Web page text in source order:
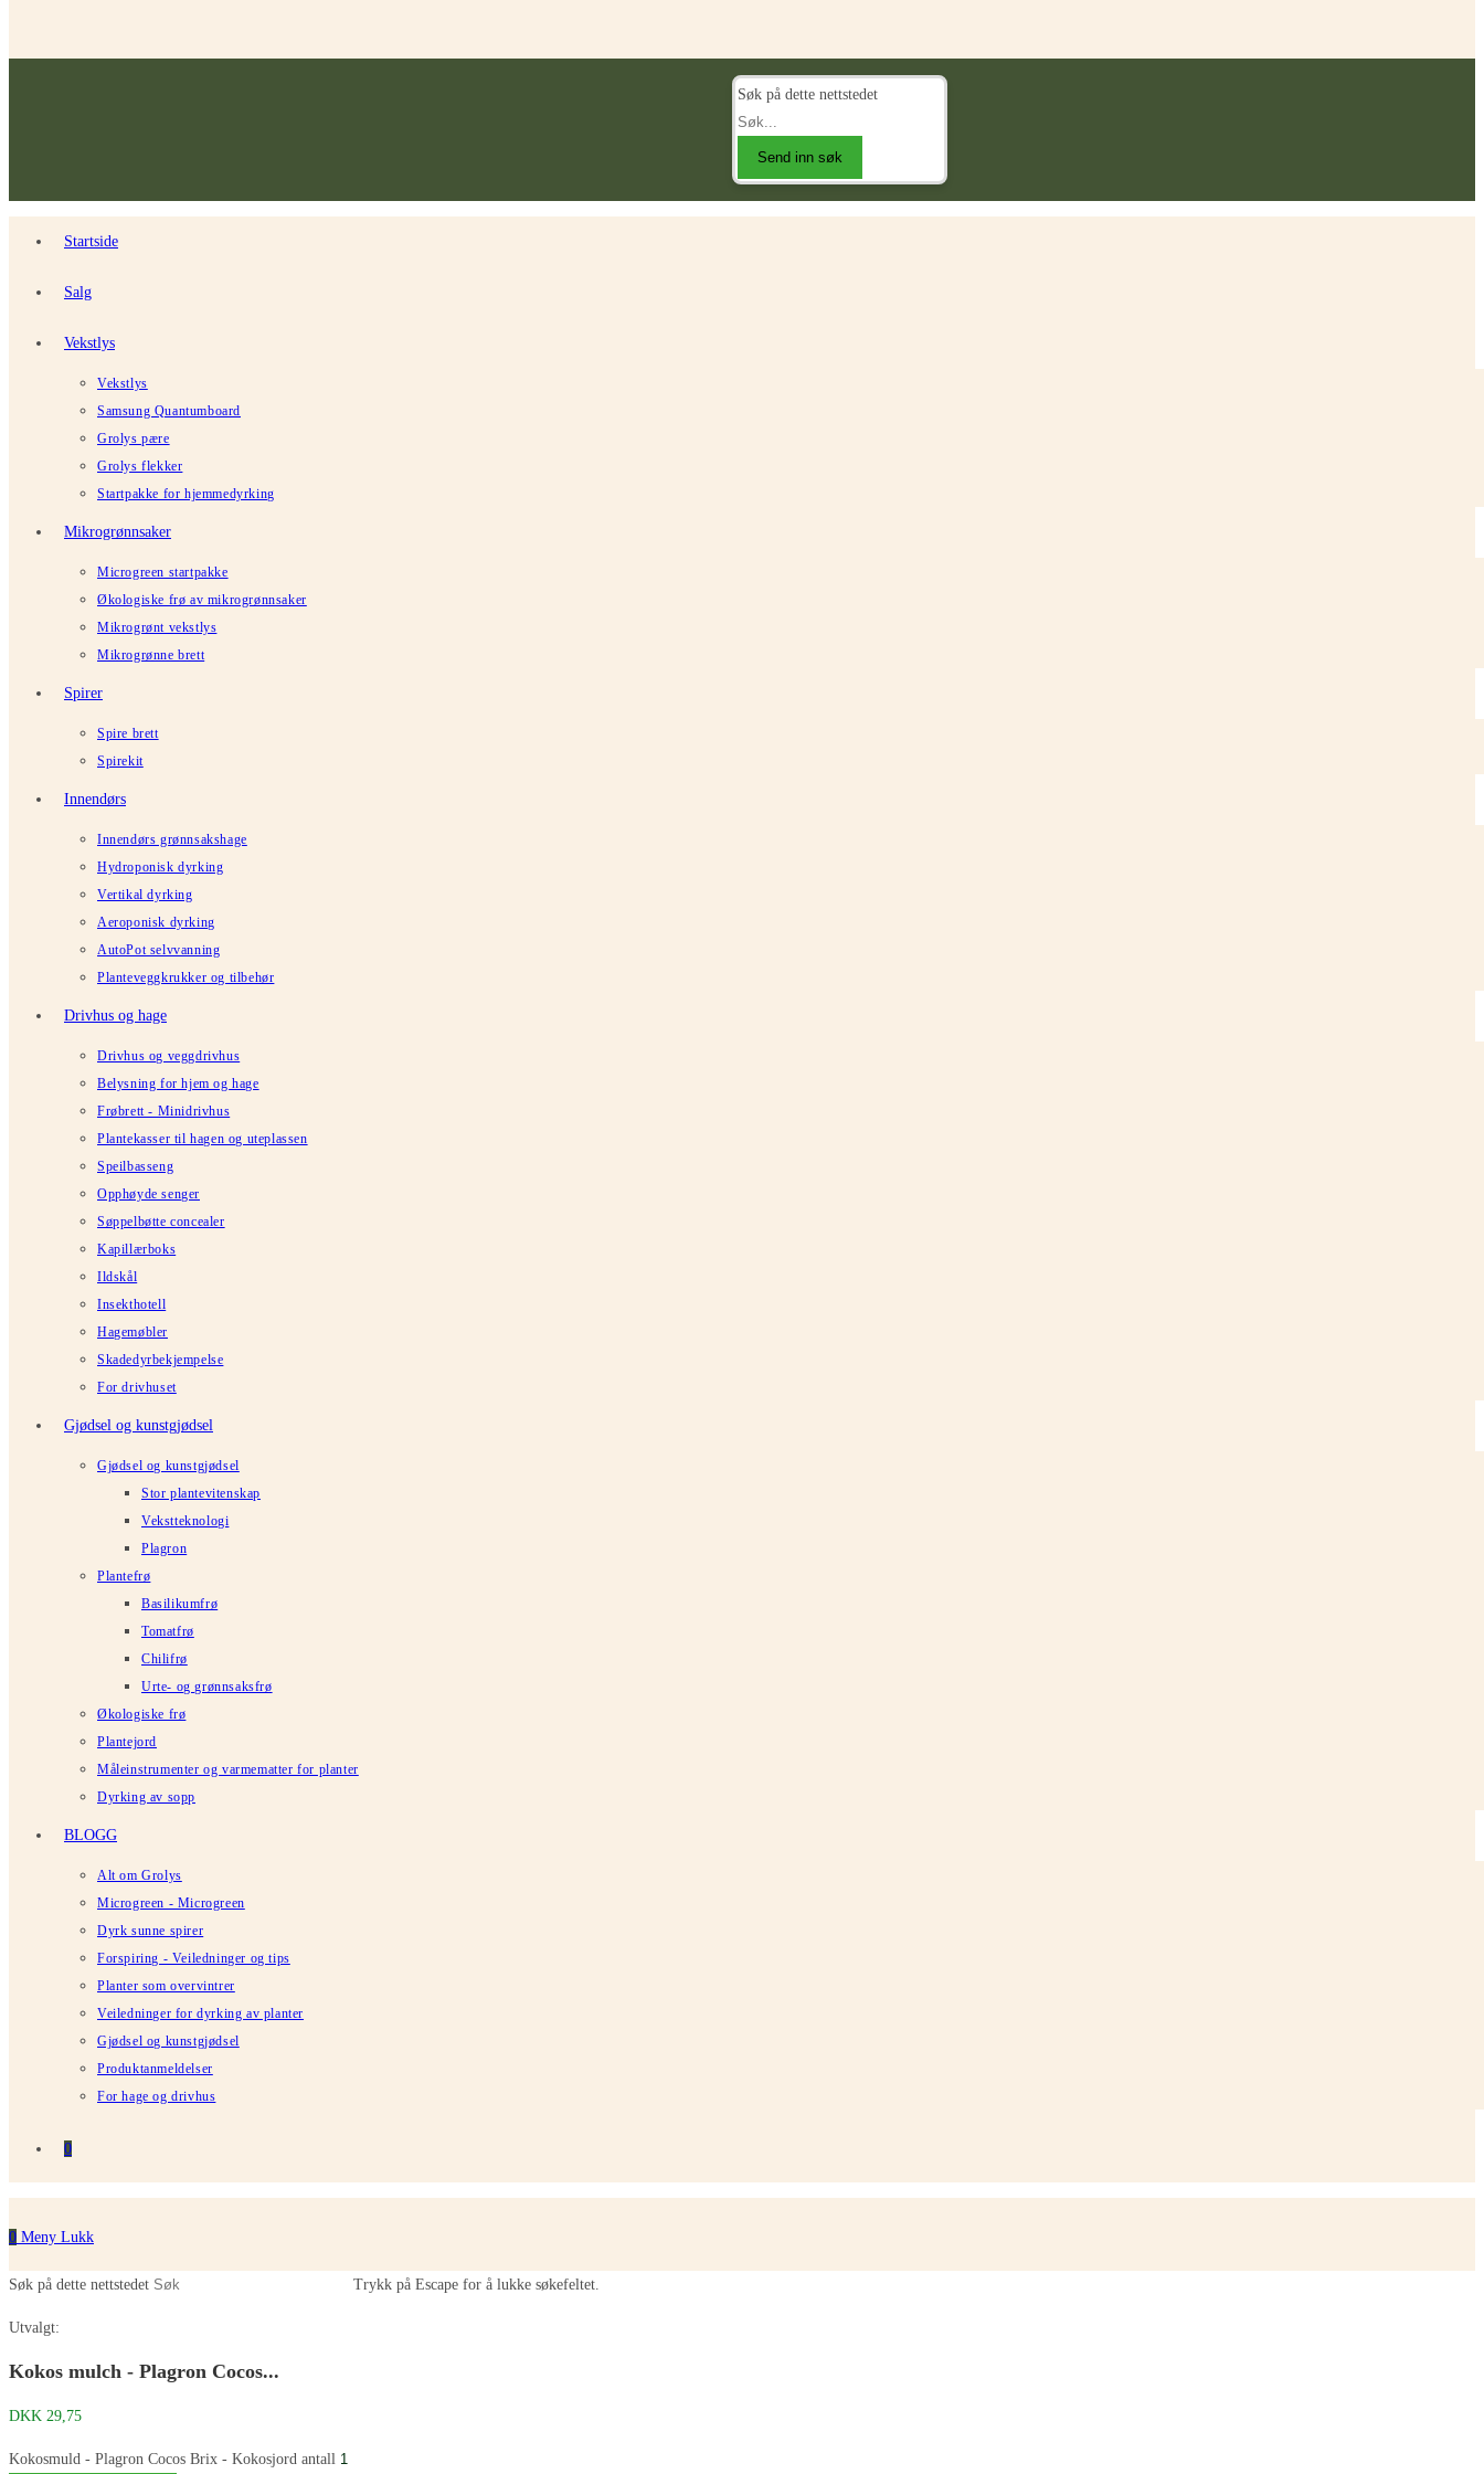
Søk på dette nettstedet
Send inn søk
Startside
Salg
Vekstlys
Vekstlys
Samsung Quantumboard
Grolys pære
Grolys flekker
Startpakke for hjemmedyrking
Mikrogrønnsaker
Microgreen startpakke
Økologiske frø av mikrogrønnsaker
Mikrogrønt vekstlys
Mikrogrønne brett
Spirer
Spire brett
Spirekit
Innendørs
Innendørs grønnsakshage
Hydroponisk dyrking
Vertikal dyrking
Aeroponisk dyrking
AutoPot selvvanning
Planteveggkrukker og tilbehør
Drivhus og hage
Drivhus og veggdrivhus
Belysning for hjem og hage
Frøbrett - Minidrivhus
Plantekasser til hagen og uteplassen
Speilbasseng
Opphøyde senger
Søppelbøtte concealer
Kapillærboks
Ildskål
Insekthotell
Hagemøbler
Skadedyrbekjempelse
For drivhuset
Gjødsel og kunstgjødsel
Gjødsel og kunstgjødsel
Stor plantevitenskap
Vekstteknologi
Plagron
Plantefrø
Basilikumfrø
Tomatfrø
Chilifrø
Urte- og grønnsaksfrø
Økologiske frø
Plantejord
Måleinstrumenter og varmematter for planter
Dyrking av sopp
BLOGG
Alt om Grolys
Microgreen - Microgreen
Dyrk sunne spirer
Forspiring - Veiledninger og tips
Planter som overvintrer
Veiledninger for dyrking av planter
Gjødsel og kunstgjødsel
Produktanmeldelser
For hage og drivhus
0
0 Meny Lukk
Søk på dette nettstedet Trykk på Escape for å lukke søkefeltet.
Utvalgt:
Kokos mulch - Plagron Cocos...
DKK 29,75
Kokosmuld - Plagron Cocos Brix - Kokosjord antall